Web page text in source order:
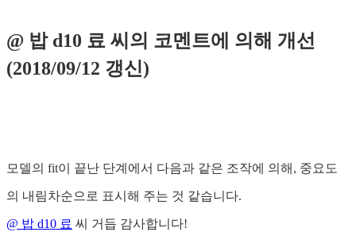
@ 밥 d10 료 씨의 코멘트에 의해 개선
(2018/09/12 갱신)
모델의 fit이 끝난 단계에서 다음과 같은 조작에 의해, 중요도
의 내림차순으로 표시해 주는 것 같습니다.
@ 밥 d10 료 씨 거듭 감사합니다!